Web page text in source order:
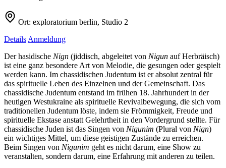
Ort: exploratorium berlin, Studio 2
Details Anmeldung
Der hasidische Nign (jiddisch, abgeleitet von Nigun auf Herbräisch)
ist eine ganz besondere Art von Melodie, die gesungen oder gespielt
werden kann. Im chassidischen Judentum ist er absolut zentral für
das spirituelle Leben des Einzelnen und der Gemeinschaft. Das
chassidische Judentum entstand im frühen 18. Jahrhundert in der
heutigen Westukraine als spirituelle Revivalbewegung, die sich vom
traditionellen Judentum löste, indem sie Frömmigkeit, Freude und
spirituelle Ekstase anstatt Gelehrtheit in den Vordergrund stellte. Für
chassidische Juden ist das Singen von Nigunim (Plural von Nign)
ein wichtiges Mittel, um diese geistigen Zustände zu erreichen.
Beim Singen von Nigunim geht es nicht darum, eine Show zu
veranstalten, sondern darum, eine Erfahrung mit anderen zu teilen.